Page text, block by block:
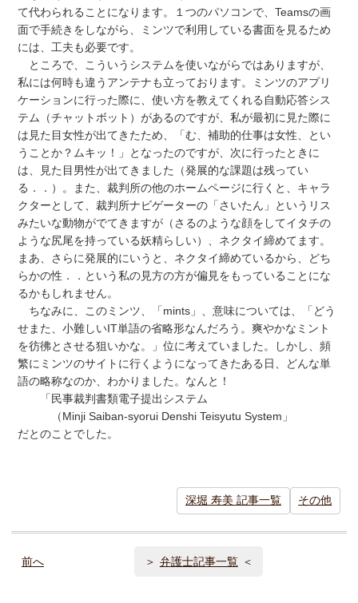
て代わられることになります。１つのパソコンで、Teamsの画
面で手続きをしながら、ミンツで利用している書面を見るため
には、工夫も必要です。
ところで、こういうシステムを使いながらではありますが、
私には何時も違うアンテナも立っております。ミンツのアプリ
ケーションに行った際に、使い方を教えてくれる自動応答シス
テム（チャットボット）があるのですが、私が最初に見た際に
は見た目女性が出てきたため、「む、補助的仕事は女性、とい
うことか？ムキッ！」となったのですが、次に行ったときに
は、見た目男性が出てきました（発展的な課題は残ってい
る．．）。また、裁判所の他のホームページに行くと、キャラ
クターとして、裁判所ナビゲーターの「さいたん」というリス
みたいな動物がでてきますが（さるのような顔をしてイタチの
ような尻尾を持っている妖精らしい）、ネクタイ締めてます。
まあ、さらに発展的にいうと、ネクタイ締めているから、どち
らかの性．．という私の見方の方が偏見をもっていることにな
るかもしれません。
ちなみに、このミンツ、「mints」、意味については、「どう
せまた、小難しいIT単語の省略形なんだろう。爽やかなミント
を彷彿とさせる狙いかな。」位に考えていました。しかし、頻
繁にミンツのサイトに行くようになってきたある日、どんな単
語の略称なのか、わかりました。なんと！
「民事裁判書類電子提出システム
（Minji Saiban-syorui Denshi Teisyutu System」
だとのことでした。
深堀 寿美 記事一覧 その他
前へ 弁護士記事一覧